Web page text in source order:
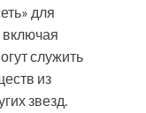
для
служить
из
звезд.